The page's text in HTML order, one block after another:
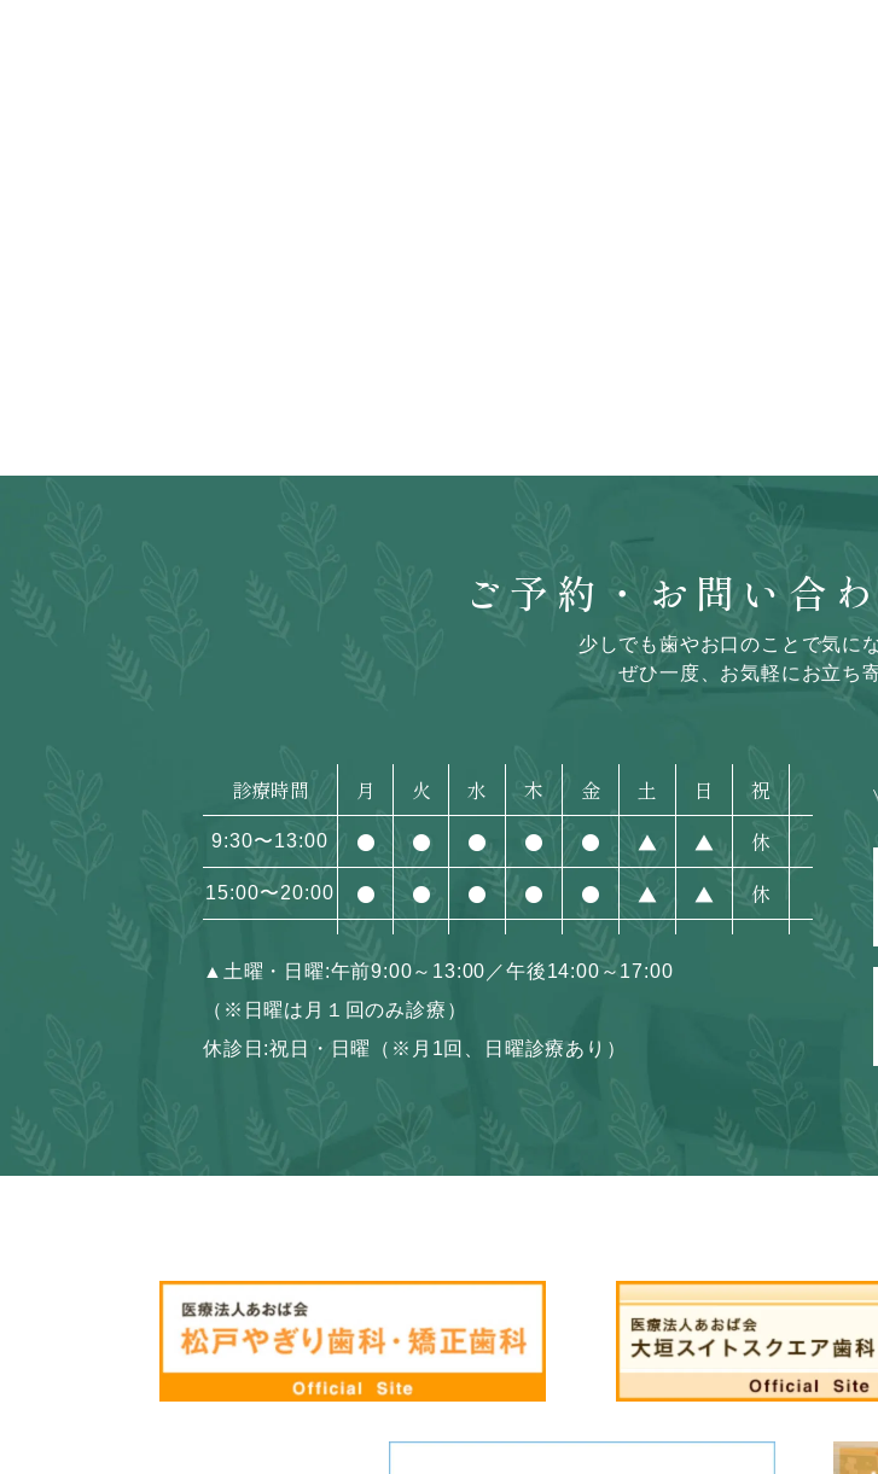
ご予約・お問い合
少しでも歯やお口のことで気に
ぜひ一度、お気軽にお立ち
診療時間 月 火 水 木 金 土 日 祝
9:30〜13:00 ● ● ● ● ● ▲ ▲ 休
15:00〜20:00 ● ● ● ● ● ▲ ▲ 休
▲ 土曜・日曜:午前9:00～13:00／午後14:00～17:00
（※日曜は月１回のみ診療）
休診日:祝日・日曜
（※月1回、日曜診療あり）